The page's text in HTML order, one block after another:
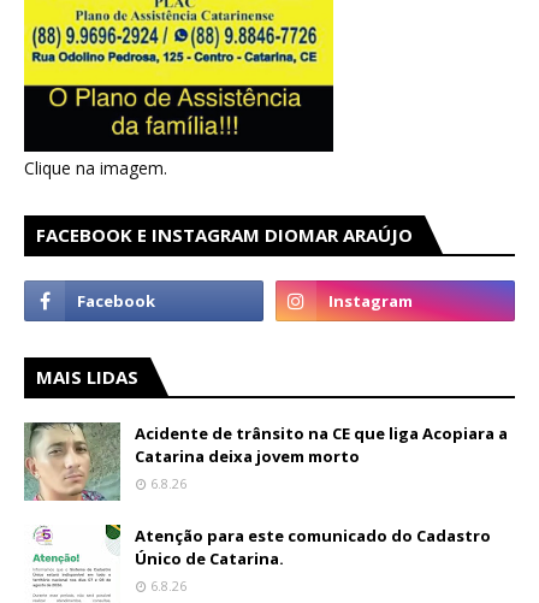
Clique na imagem.
FACEBOOK E INSTAGRAM DIOMAR ARAÚJO
MAIS LIDAS
Acidente de trânsito na CE que liga Acopiara a
Catarina deixa jovem morto
6.8.26
Atenção para este comunicado do Cadastro
Único de Catarina.
6.8.26